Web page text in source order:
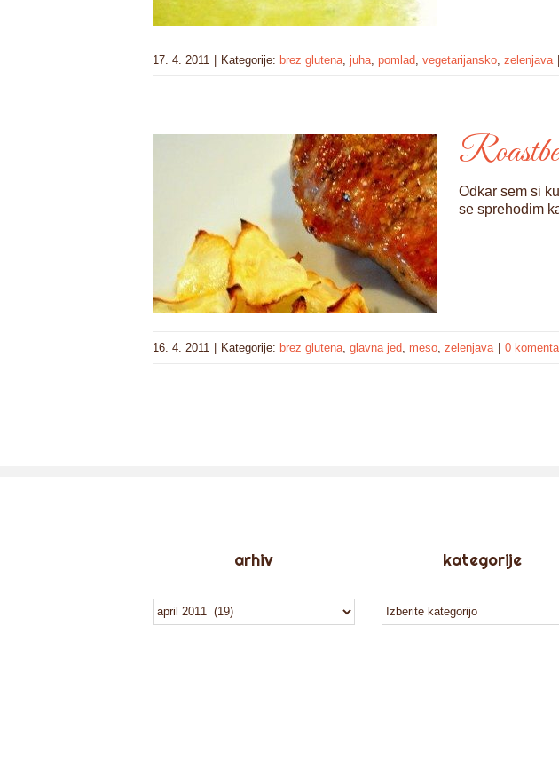
17. 4. 2011 Kategorije: brez glutena, juha, pomlad, vegetarijansko, zelenjava
Odkar sem si
se sprehodim
16. 4. 2011 Kategorije: brez glutena, glavna jed, meso, zelenjava 0
arhiv
arhiv
kategorije
kategorije